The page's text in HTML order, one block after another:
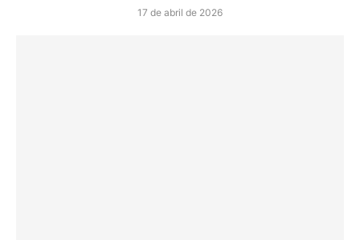
17 de abril de 2026